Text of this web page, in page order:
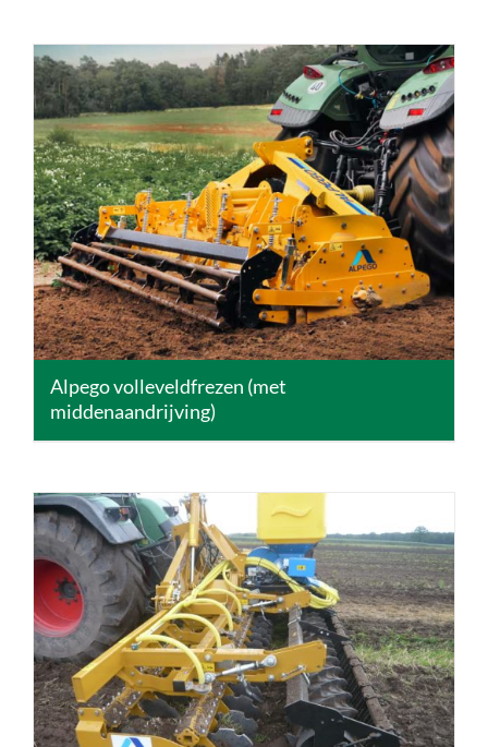
DETAILS
Alpego volleveldfrezen (met
middenaandrijving)
DETAILS